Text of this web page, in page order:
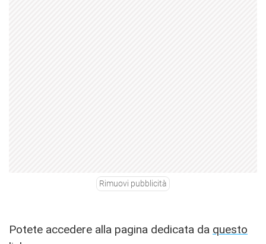
Rimuovi pubblicità
Potete accedere alla pagina dedicata da questo